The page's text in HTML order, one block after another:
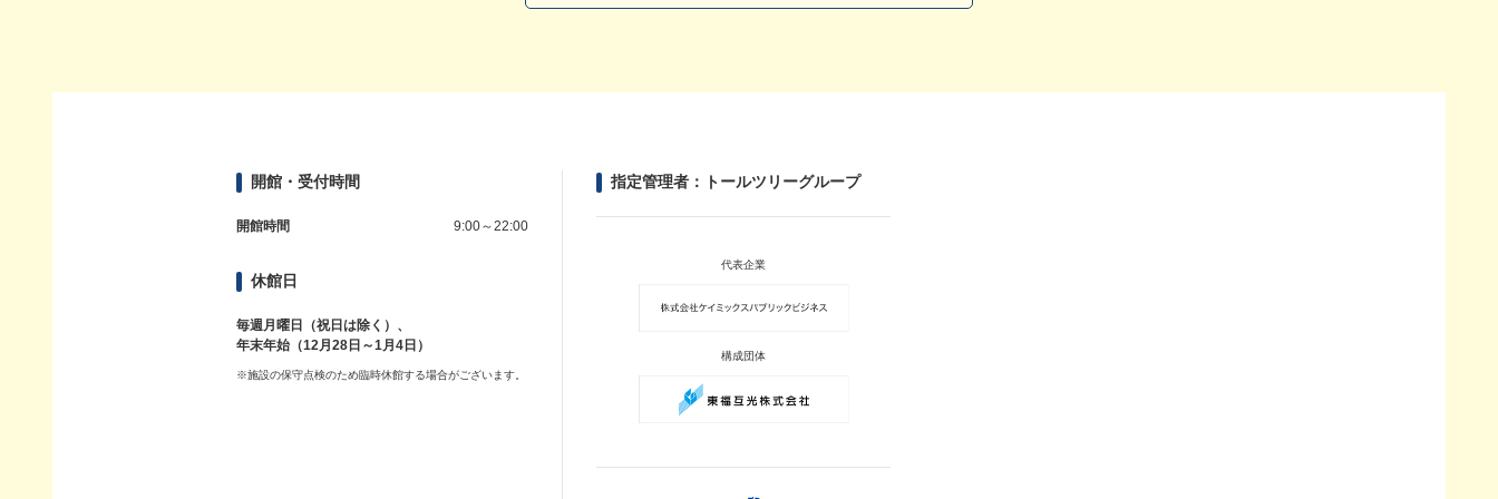
開館・受付時間
開館時間 9:00～22:00
休館日
毎週月曜日（祝日は除く）、
年末年始（12月28日～1月4日）
※施設の保守点検のため臨時休館する場合がございます。
指定管理者：トールツリーグループ
代表企業
構成団体